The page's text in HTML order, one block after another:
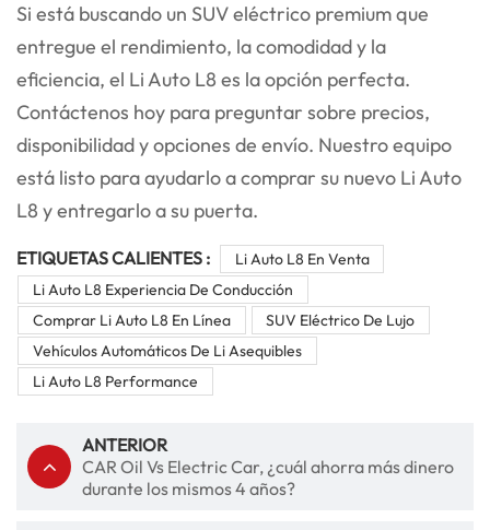
Si está buscando un SUV eléctrico premium que
entregue el rendimiento, la comodidad y la
eficiencia, el Li Auto L8 es la opción perfecta.
Contáctenos hoy para preguntar sobre precios,
disponibilidad y opciones de envío. Nuestro equipo
está listo para ayudarlo a comprar su nuevo Li Auto
L8 y entregarlo a su puerta.
ETIQUETAS CALIENTES :
Li Auto L8 En Venta
Li Auto L8 Experiencia De Conducción
Comprar Li Auto L8 En Línea
SUV Eléctrico De Lujo
Vehículos Automáticos De Li Asequibles
Li Auto L8 Performance
ANTERIOR
CAR Oil Vs Electric Car, ¿cuál ahorra más dinero
durante los mismos 4 años?